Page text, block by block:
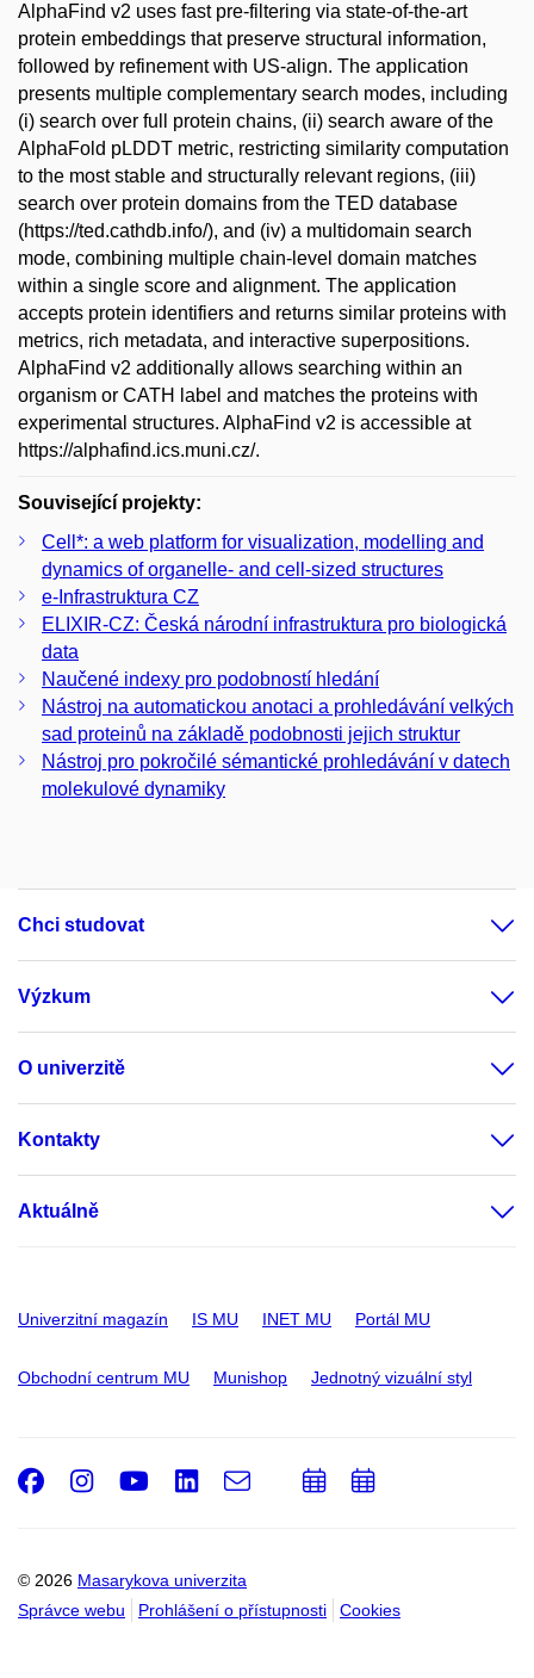
AlphaFind v2 uses fast pre-filtering via state-of-the-art
protein embeddings that preserve structural information,
followed by refinement with US-align. The application
presents multiple complementary search modes, including
(i) search over full protein chains, (ii) search aware of the
AlphaFold pLDDT metric, restricting similarity computation
to the most stable and structurally relevant regions, (iii)
search over protein domains from the TED database
(https://ted.cathdb.info/), and (iv) a multidomain search
mode, combining multiple chain-level domain matches
within a single score and alignment. The application
accepts protein identifiers and returns similar proteins with
metrics, rich metadata, and interactive superpositions.
AlphaFind v2 additionally allows searching within an
organism or CATH label and matches the proteins with
experimental structures. AlphaFind v2 is accessible at
https://alphafind.ics.muni.cz/.
Související projekty:
Cell*: a web platform for visualization, modelling and
dynamics of organelle- and cell-sized structures
e-Infrastruktura CZ
ELIXIR-CZ: Česká národní infrastruktura pro biologická
data
Naučené indexy pro podobností hledání
Nástroj na automatickou anotaci a prohledávání velkých
sad proteinů na základě podobnosti jejich struktur
Nástroj pro pokročilé sémantické prohledávání v datech
molekulové dynamiky
Chci studovat
Výzkum
O univerzitě
Kontakty
Aktuálně
Univerzitní magazín IS MU INET MU Portál MU
Obchodní centrum MU Munishop Jednotný vizuální styl
© 2026 Masarykova univerzita
Správce webu
Prohlášení o přístupnosti Cookies
Facebook
Instagram
Youtube
LinkedIn
e-
PřidatPřidat